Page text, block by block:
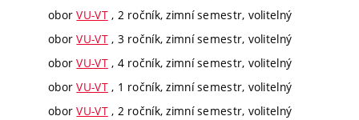
oborVU-VT, 2 ročník, zimní semestr, volitelný
oborVU-VT, 3 ročník, zimní semestr, volitelný
oborVU-VT, 4 ročník, zimní semestr, volitelný
oborVU-VT, 1 ročník, zimní semestr, volitelný
oborVU-VT, 2 ročník, zimní semestr, volitelný